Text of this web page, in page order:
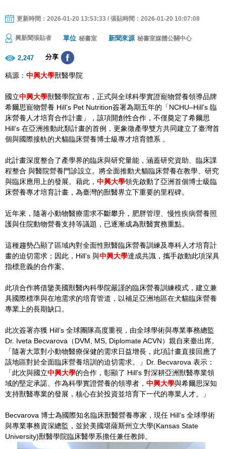
更新時間：2026-01-20 13:53:33 / 張貼時間：2026-01-20 10:07:08
興新聞張貼者 單位 秘書室 新聞來源 秘書室媒體公關中心
2,247 分享
稿源： 中興大學獸醫學院
國立中興大學獸醫學院宣布，正式與全球科學實證寵物營養領導品牌
希爾思寵物營養 Hill’s Pet Nutrition簽署為期五年的「NCHU–Hill’s 臨
床營養人才培育合作計畫」，該項開創性合作，不僅奠定了希爾思
Hill’s 在亞洲推動此類計畫的首例，更象徵產學雙方共同建立了臺灣首
個與國際接軌的犬貓臨床營養博士級專才培育體系 。
此計畫深度整合了產學界的臨床與研究量能，涵蓋研究資助、臨床課
程整合 與醫院營養門診設立。將全面推動犬貓臨床營養在教學、研究
與臨床應用上的發展。藉此， 中興大學領先啟動了亞洲首個博士級臨
床營養專才培育計畫，為臺灣的獸醫界立下重要的里程碑。
近年來，隨著小動物醫療需求不斷攀升，肥胖管理、慢性疾病營養照
護與住院動物營養支持等議題，已逐漸成為獸醫實務重點。
這種趨勢凸顯了區域內對全面性獸醫臨床營養訓練及專科人才培育計
畫的迫切需求；因此，Hill’s 與中興大學達成共識，攜手啟動此項深具
指標意義的合作案。
此項合作將借鑒美國獸醫內科學院嚴謹的臨床營養訓練模式，建立兼
具國際標準與在地需求的培育管道，以補足亞洲地區在犬貓臨床營養
專業上的長期缺口。
此次簽署亦獲 Hill’s 全球團隊高度重視，由全球學術與專業事務總監
Dr. Iveta Becvarova（DVM, MS, Diplomate ACVN）親自來臺出席。
「隨著大眾對小動物醫療保健的需求日益增長，此項計畫直接回應了
該地區對於全面臨床營養培訓的迫切需求。」Dr. Becvarova 表示：
「此次與國立中興大學的合作，彰顯了 Hill's 對深耕亞洲獸醫專業領
域的堅定承諾。作為科學實證營養的領導者， 中興大學與希爾思深知
支持獸醫專業的發展，核心在於投資並培育下一代的專業人才。」
Becvarova 博士為國際知名臨床獸醫營養專家，現任 Hill’s 全球學術
與專業事務資深總監，並於美國堪薩斯州立大學(Kansas State
University)獸醫學院臨床醫學系擔任兼任教師。